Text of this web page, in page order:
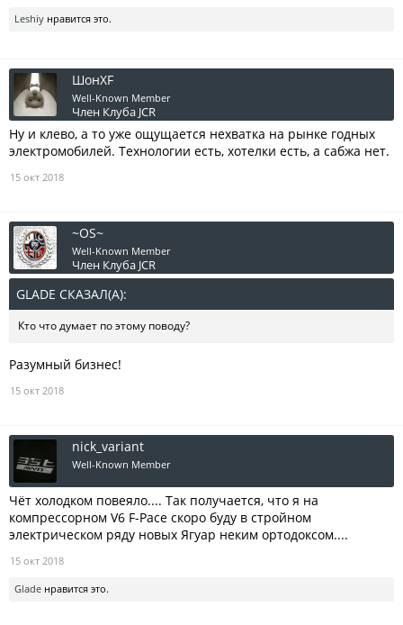
Leshiy нравится это.
ШонXF
Well-Known Member
Член Клуба JCR
Ну и клево, а то уже ощущается нехватка на рынке годных
электромобилей. Технологии есть, хотелки есть, а сабжа нет.
15 окт 2018
~OS~
Well-Known Member
Член Клуба JCR
GLADE СКАЗАЛ(А):
Кто что думает по этому поводу?
Разумный бизнес!
15 окт 2018
nick_variant
Well-Known Member
Чёт холодком повеяло.... Так получается, что я на
компрессорном V6 F-Pace скоро буду в стройном
электрическом ряду новых Ягуар неким ортодоксом....
15 окт 2018
Glade нравится это.